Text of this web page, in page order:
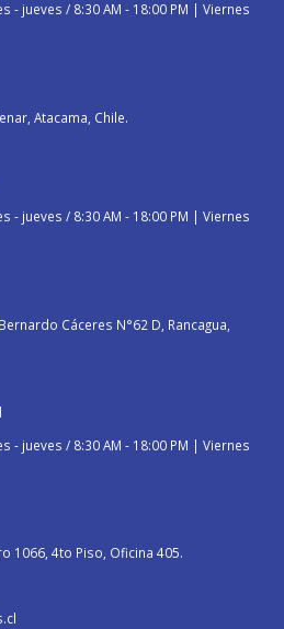
- jueves / 8:30 AM - 18:00 PM | Viernes
Atacama, Chile.
- jueves / 8:30 AM - 18:00 PM | Viernes
Cáceres N°62 D, Rancagua,
- jueves / 8:30 AM - 18:00 PM | Viernes
1066, 4to Piso, Oficina 405.